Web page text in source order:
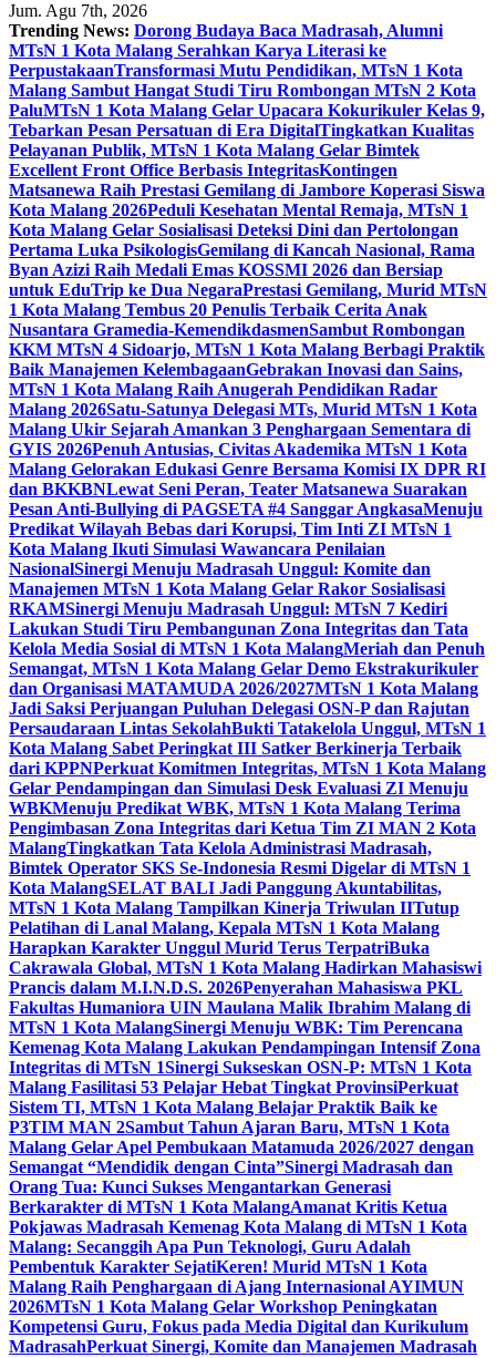
Jum. Agu 7th, 2026
Trending News: Dorong Budaya Baca Madrasah, Alumni
MTsN 1 Kota Malang Serahkan Karya Literasi ke
PerpustakaanTransformasi Mutu Pendidikan, MTsN 1 Kota
Malang Sambut Hangat Studi Tiru Rombongan MTsN 2 Kota
PaluMTsN 1 Kota Malang Gelar Upacara Kokurikuler Kelas 9,
Tebarkan Pesan Persatuan di Era DigitalTingkatkan Kualitas
Pelayanan Publik, MTsN 1 Kota Malang Gelar Bimtek
Excellent Front Office Berbasis IntegritasKontingen
Matsanewa Raih Prestasi Gemilang di Jambore Koperasi Siswa
Kota Malang 2026Peduli Kesehatan Mental Remaja, MTsN 1
Kota Malang Gelar Sosialisasi Deteksi Dini dan Pertolongan
Pertama Luka PsikologisGemilang di Kancah Nasional, Rama
Byan Azizi Raih Medali Emas KOSSMI 2026 dan Bersiap
untuk EduTrip ke Dua NegaraPrestasi Gemilang, Murid MTsN
1 Kota Malang Tembus 20 Penulis Terbaik Cerita Anak
Nusantara Gramedia-KemendikdasmenSambut Rombongan
KKM MTsN 4 Sidoarjo, MTsN 1 Kota Malang Berbagi Praktik
Baik Manajemen KelembagaanGebrakan Inovasi dan Sains,
MTsN 1 Kota Malang Raih Anugerah Pendidikan Radar
Malang 2026Satu-Satunya Delegasi MTs, Murid MTsN 1 Kota
Malang Ukir Sejarah Amankan 3 Penghargaan Sementara di
GYIS 2026Penuh Antusias, Civitas Akademika MTsN 1 Kota
Malang Gelorakan Edukasi Genre Bersama Komisi IX DPR RI
dan BKKBNLewat Seni Peran, Teater Matsanewa Suarakan
Pesan Anti-Bullying di PAGSETA #4 Sanggar AngkasaMenuju
Predikat Wilayah Bebas dari Korupsi, Tim Inti ZI MTsN 1
Kota Malang Ikuti Simulasi Wawancara Penilaian
NasionalSinergi Menuju Madrasah Unggul: Komite dan
Manajemen MTsN 1 Kota Malang Gelar Rakor Sosialisasi
RKAMSinergi Menuju Madrasah Unggul: MTsN 7 Kediri
Lakukan Studi Tiru Pembangunan Zona Integritas dan Tata
Kelola Media Sosial di MTsN 1 Kota MalangMeriah dan Penuh
Semangat, MTsN 1 Kota Malang Gelar Demo Ekstrakurikuler
dan Organisasi MATAMUDA 2026/2027MTsN 1 Kota Malang
Jadi Saksi Perjuangan Puluhan Delegasi OSN-P dan Rajutan
Persaudaraan Lintas SekolahBukti Tatakelola Unggul, MTsN 1
Kota Malang Sabet Peringkat III Satker Berkinerja Terbaik
dari KPPNPerkuat Komitmen Integritas, MTsN 1 Kota Malang
Gelar Pendampingan dan Simulasi Desk Evaluasi ZI Menuju
WBKMenuju Predikat WBK, MTsN 1 Kota Malang Terima
Pengimbasan Zona Integritas dari Ketua Tim ZI MAN 2 Kota
MalangTingkatkan Tata Kelola Administrasi Madrasah,
Bimtek Operator SKS Se-Indonesia Resmi Digelar di MTsN 1
Kota MalangSELAT BALI Jadi Panggung Akuntabilitas,
MTsN 1 Kota Malang Tampilkan Kinerja Triwulan IITutup
Pelatihan di Lanal Malang, Kepala MTsN 1 Kota Malang
Harapkan Karakter Unggul Murid Terus TerpatriBuka
Cakrawala Global, MTsN 1 Kota Malang Hadirkan Mahasiswi
Prancis dalam M.I.N.D.S. 2026Penyerahan Mahasiswa PKL
Fakultas Humaniora UIN Maulana Malik Ibrahim Malang di
MTsN 1 Kota MalangSinergi Menuju WBK: Tim Perencana
Kemenag Kota Malang Lakukan Pendampingan Intensif Zona
Integritas di MTsN 1Sinergi Sukseskan OSN-P: MTsN 1 Kota
Malang Fasilitasi 53 Pelajar Hebat Tingkat ProvinsiPerkuat
Sistem TI, MTsN 1 Kota Malang Belajar Praktik Baik ke
P3TIM MAN 2Sambut Tahun Ajaran Baru, MTsN 1 Kota
Malang Gelar Apel Pembukaan Matamuda 2026/2027 dengan
Semangat “Mendidik dengan Cinta”Sinergi Madrasah dan
Orang Tua: Kunci Sukses Mengantarkan Generasi
Berkarakter di MTsN 1 Kota MalangAmanat Kritis Ketua
Pokjawas Madrasah Kemenag Kota Malang di MTsN 1 Kota
Malang: Secanggih Apa Pun Teknologi, Guru Adalah
Pembentuk Karakter SejatiKeren! Murid MTsN 1 Kota
Malang Raih Penghargaan di Ajang Internasional AYIMUN
2026MTsN 1 Kota Malang Gelar Workshop Peningkatan
Kompetensi Guru, Fokus pada Media Digital dan Kurikulum
MadrasahPerkuat Sinergi, Komite dan Manajemen Madrasah